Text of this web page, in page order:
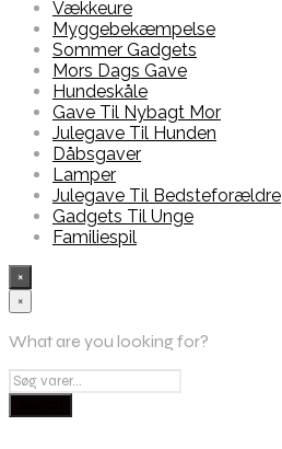
Vækkeure
Myggebekæmpelse
Sommer Gadgets
Mors Dags Gave
Hundeskåle
Gave Til Nybagt Mor
Julegave Til Hunden
Dåbsgaver
Lamper
Julegave Til Bedsteforældre
Gadgets Til Unge
Familiespil
×
×
What are you looking for?